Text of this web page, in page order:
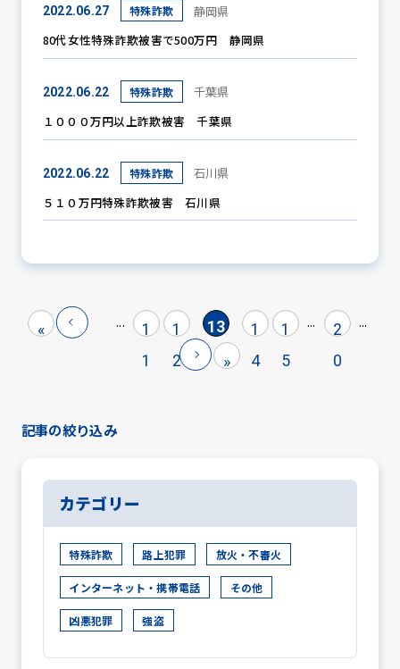
2022.06.27 特殊詐欺
静岡県
80代女性特殊詐欺被害で500万円 静岡県
2022.06.22 特殊詐欺
千葉県
１０００万円以上詐欺被害 千葉県
2022.06.22 特殊詐欺
石川県
５１０万円特殊詐欺被害 石川県
« ...
1
1
1
2
13
1
4
1
5
...
2
0
...
»
記事の絞り込み
カテゴリー
特殊詐欺 路上犯罪 放火・不審火
インターネット・携帯電話 その他
凶悪犯罪 強盗